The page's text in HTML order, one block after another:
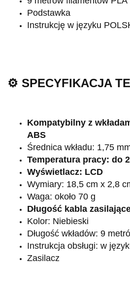
Podstawka
Instrukcję w języku
⚙ SPECYFIKACJA
Kompatybilny z
ABS
Średnica wkładu: 1,75
Temperatura pracy: do
Wyświetlacz: LCD
Wymiary: 18,5 cm x 2,8
Waga: około 70 g
Długość kabla
Kolor: Niebieski
Długość wkładów: 9
Instrukcja obsługi: w
Zasilacz